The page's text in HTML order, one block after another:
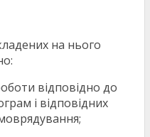
на нього
відповідно до
і відповідних